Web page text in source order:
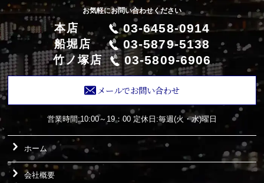
お気軽にお問い合わせください
本店 03-6458-0914
船堀店 03-5879-5138
竹ノ塚店 03-5809-6906
メールでお問い合わせ
営業時間:10:00～19：00 定休日:毎週(火・水)曜日
ホーム
会社概要